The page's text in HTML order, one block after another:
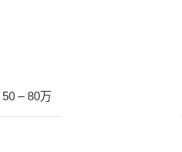
50 – 80万